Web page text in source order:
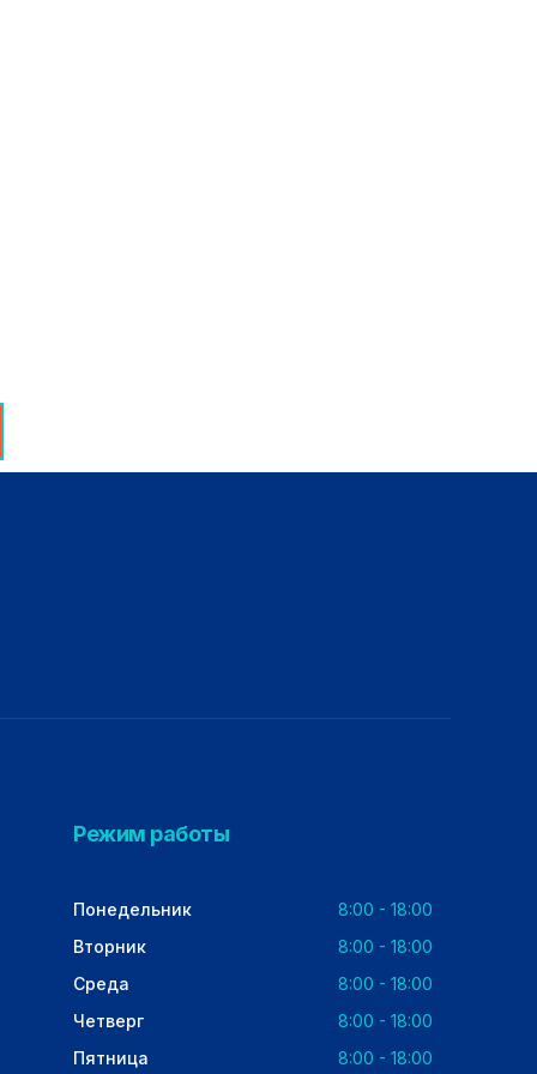
Режим работы
Понедельник
8:00 - 18:00
Вторник
8:00 - 18:00
Среда
8:00 - 18:00
Четверг
8:00 - 18:00
Пятница
8:00 - 18:00